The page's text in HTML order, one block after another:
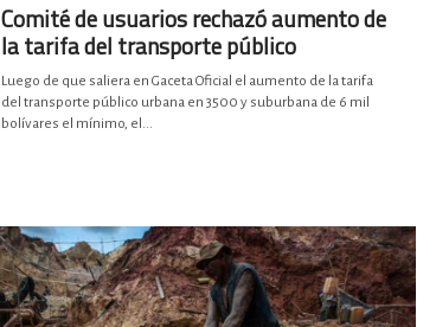
Comité de usuarios rechazó aumento de
la tarifa del transporte público
Luego de que saliera en Gaceta Oficial el aumento de la tarifa
del transporte público urbana en 3500 y suburbana de 6 mil
bolívares el mínimo, el...